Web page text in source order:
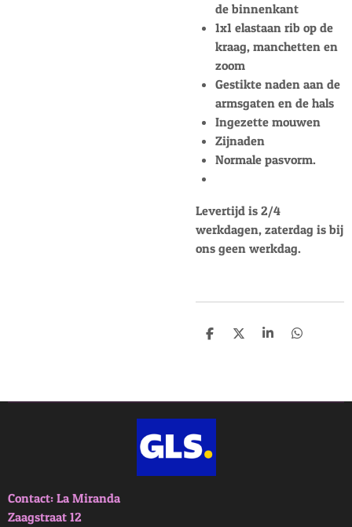
de binnenkant
1x1 elastaan rib op de
kraag, manchetten en
zoom
Gestikte naden aan de
armsgaten en de hals
Ingezette mouwen
Zijnaden
Normale pasvorm.
Levertijd is 2/4
werkdagen, zaterdag is bij
ons geen werkdag.
D
D
S
D
Contact: La Miranda
Zaagstraat 12